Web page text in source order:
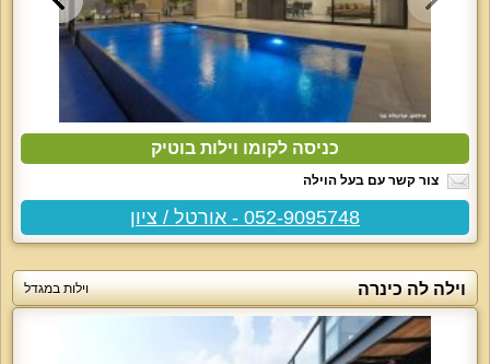
כניסה לקומו וילות בוטיק
צור קשר עם בעל הוילה
052-9095748 - אורטל / ציון
וילה לה כינרה וילות במגדל